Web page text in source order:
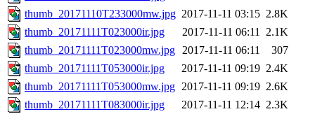
thumb_20171110T233000mw.jpg 2017-11-11 03:15 2.8K
thumb_20171111T023000ir.jpg
2017-11-11 06:11 2.1K
thumb_20171111T023000mw.jpg 2017-11-11 06:11
307
thumb_20171111T053000ir.jpg
2017-11-11 09:19 2.4K
thumb_20171111T053000mw.jpg 2017-11-11 09:19 2.6K
thumb_20171111T083000ir.jpg
2017-11-11 12:14 2.3K